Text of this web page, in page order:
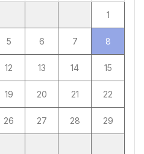
1
5 6 7 8
12 13 14 15
19 20 21 22
26 27 28 29